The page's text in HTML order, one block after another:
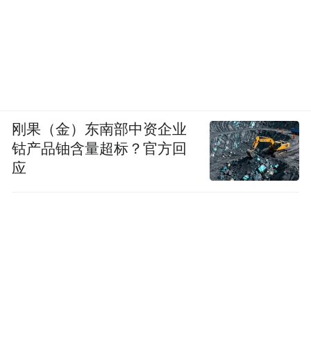
刚果（金）东南部中资企业
钴产品铀含量超标？官方回
应